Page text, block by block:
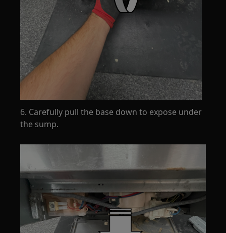
6. Carefully pull the base down to expose under
the sump.